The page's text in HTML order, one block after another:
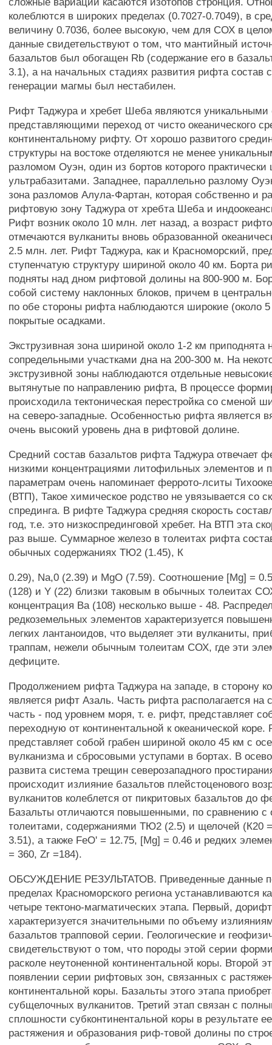
колеблются в широких пределах (0.7027-0.7049), в
величину 0.7036, более высокую, чем для СОХ в
данные свидетельствуют о том, что мантийный
базальтов был обогащен Rb (содержание его в
3.1), а на начальных стадиях развития рифта состав
генерации магмы был нестабилен.
Рифт Таджура и хребет Шеба являются уникальными
представляющими переход от чисто океанического
континентальному рифту. От хорошо развитого
структуры на востоке отделяются не менее
разломом Оуэн, один из бортов которого
ультрабазитами. Западнее, параллельно разлому
зона разломов Алула-Фартан, которая собственно и
рифтовую зону Таджура от хребта Шеба и
Рифт возник около 10 млн. лет назад, а возраст
отмечаются вулканиты вновь образованной
2.5 млн. лет. Рифт Таджура, как и Красноморский,
ступенчатую структуру шириной около 40 км. Борта
подняты над дном рифтовой долины на 800-900 м.
собой систему наклонных блоков, причем в
по обе стороны рифта наблюдаются широкие (около
покрытые осадками.
Экструзивная зона шириной около 1-2 км приподнята
сопредельными участками дна на 200-300 м. На
экструзивной зоны наблюдаются отдельные
вытянутые по направлению рифта, В процессе
происходила тектоническая перестройка со сменой
на северо-западные. Особенностью рифта является
очень высокий уровень дна в рифтовой долине.
Средний состав базальтов рифта Таджура отвечает
низкими концентрациями литофильных элементов и
параметрам очень напоминает феррото-лситы
(ВТП), Такое химическое родство не увязывается со
спрединга. В рифте Таджура средняя скорость
год, т.е. это низкоспрединговой хребет. На ВТП эта
раз выше. Суммарное железо в толеитах рифта
обычных содержаниях ТЮ2 (1.45), К
0.29), Na,0 (2.39) и MgO (7.59). Соотношение [Mg] =
(128) и Y (22) близки таковым в обычных толеитах
концентрация Ва (108) несколько выше - 48.
редкоземельных элементов характеризуется
легких лантаноидов, что выделяет эти вулканиты,
траппам, нежели обычным толеитам СОХ, где эти
дефиците.
Продолжением рифта Таджура на западе, в сторону
является рифт Азаль. Часть рифта располагается на
часть - под уровнем моря, т. е. рифт, представляет
переходную от континентальной к океанической
представляет собой грабен шириной около 45 км с
вулканизма и сбросовыми уступами в бортах. В
развита система трещин северозападного
происходит излияние базальтов плейстоценового
вулканитов колеблется от пикритовых базальтов до
Базальты отличаются повышенными, по сравнению
толеитами, содержаниями ТЮ2 (2.5) и щелочей (К20
3.51), а также FeO' = 12.75, [Mg] = 0.46 и редких
= 360, Zr =184).
ОБСУЖДЕНИЕ РЕЗУЛЬТАТОВ. Приведенные данные
пределах Красноморского региона устанавливаются
четыре тектоно-магматических этапа. Первый,
характеризуется значительными по объему
базальтов трапповой серии. Геологические и
свидетельствуют о том, что породы этой серии
расколе неутоненной континентальной коры. Второй
появлении серии рифтовых зон, связанных с
континентальной коры. Базальты этого этапа
субщелочных вулканитов. Третий этап связан с
сплошности субконтинентальной коры в результате
растяжения и образования риф-товой долины по